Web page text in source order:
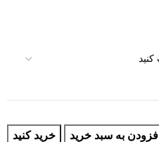
افزودن به سبد خرید خرید کنید